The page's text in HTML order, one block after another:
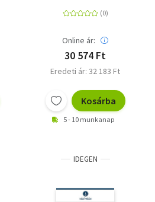
Online ár:
30 574 Ft
Eredeti ár: 32 183 Ft
Kosárba
5 - 10 munkanap
IDEGEN